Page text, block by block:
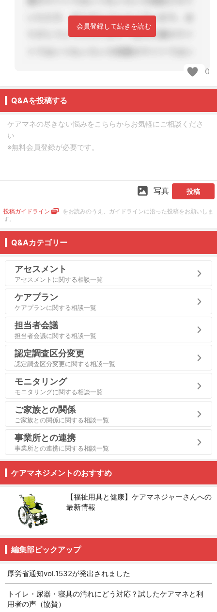
会員登録して続きを読む
0
Q&Aを投稿する
写真 投稿
投稿ガイドライン
をお読みのうえ、ガイドラインに沿った投稿をお願いしま
す。
Q&Aカテゴリー
アセスメント
アセスメントに関する相談一覧
ケアプラン
ケアプランに関する相談一覧
担当者会議
担当者会議に関する相談一覧
認定調査区分変更
認定調査区分変更に関する相談一覧
モニタリング
モニタリングに関する相談一覧
ご家族との関係
ご家族との関係に関する相談一覧
事業所との連携
事業所との連携に関する相談一覧
ケアマネジメントのおすすめ
【福祉用具と健康】ケアマネジャーさんへの
最新情報
編集部ピックアップ
厚労省通知vol.1532が発出されました
トイレ・尿器・寝具の汚れにどう対応？試したケアマネと利
用者の声（協賛）